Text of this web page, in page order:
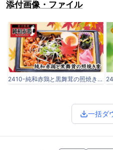
添付画像・ファイル
2410-純和赤鶏と黒舞茸の照焼き重.png
一括ダ